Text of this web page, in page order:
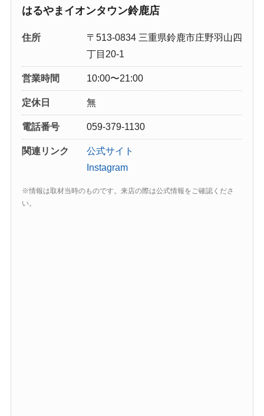
はるやまイオンタウン鈴鹿店
住所
〒513-0834 三重県鈴鹿市庄野羽山四
丁目20-1
営業時間 10:00〜21:00
定休日 無
電話番号 059-379-1130
関連リンク
公式サイト
Instagram
※情報は取材当時のものです。来店の際は公式情報をご確認くださ
い。